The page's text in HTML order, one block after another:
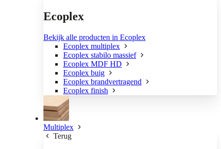
Ecoplex
Bekijk alle producten in Ecoplex
Ecoplex multiplex
Ecoplex stabilo massief
Ecoplex MDF HD
Ecoplex buig
Ecoplex brandvertragend
Ecoplex finish
Multiplex
Terug